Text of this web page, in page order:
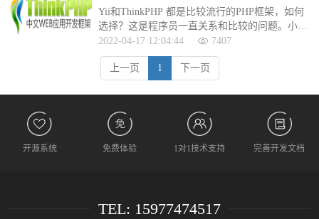
Yii和ThinkPHP 都是比较流行的PHP框架，如何
选择？这是程序员一直关系和比较的问题。小编
通过对这两者的使用过程，做了下比较，下面浅
谈下看法
2022-04-17 12:04:44 7407
上一页 1 下一页
开源系统 免费体验 1对1技术支持 完善开发文档
TEL: 15977474517